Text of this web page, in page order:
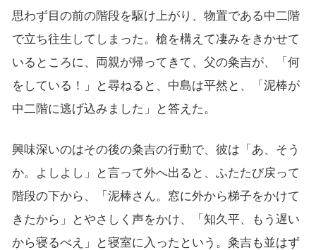
思わず目の前の階段を駆け上がり、物置である中二階
で立ち往生してしまった。槍を構えて凄みをきかせて
いるところに、両親が帰ってきて、父の粂吉が、「何
をしている！」と尋ねると、中島は平然と、「泥棒が
中二階に逃げ込みました」と答えた。
興味深いのはその後の粂吉の行動で、彼は「あ、そう
か。よしよし」と言って外へ出ると、ふたたび戻って
階段の下から、「泥棒さん。窓に外から梯子をかけて
きたから」とやさしく声をかけ、「知久平、もう遅い
から寝るべえ」と寝室に入ったという。粂吉も並はず